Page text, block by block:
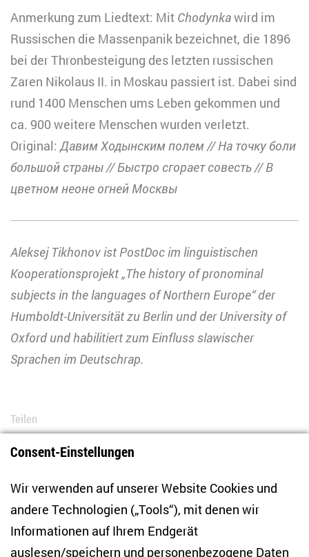
Anmerkung zum Liedtext: Mit Chodynkawird im
Russischen die Massenpanik bezeichnet, die 1896
bei der Thronbesteigung des letzten russischen
Zaren Nikolaus II. in Moskau passiert ist. Dabei sind
rund 1400 Menschen ums Leben gekommen und
ca. 900 weitere Menschen wurden verletzt.
Original: Давим Ходынским полем // На точку боли
большой страны // Быстро сгорает совесть // В
цветном неоне огней Москвы
Aleksej Tikhonov ist PostDoc im linguistischen
Kooperationsprojekt „The history of pronominal
subjects in the languages of Northern Europe“ der
Humboldt-Universität zu Berlin und der University of
Oxford und habilitiert zum Einfluss slawischer
Sprachen im Deutschrap.
Teilen
BlueskyLinkedInFacebook
Consent-Einstellungen
Wir verwenden auf unserer Website Cookies und
andere Technologien („Tools“), mit denen wir
Informationen auf Ihrem Endgerät
auslesen/speichern und personenbezogene Daten